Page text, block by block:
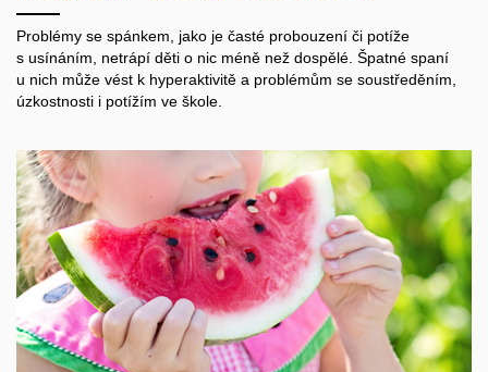
Problémy se spánkem, jako je časté probouzení či potíže
s usínáním, netrápí děti o nic méně než dospělé. Špatné spaní
u nich může vést k hyperaktivitě a problémům se soustředěním,
úzkostnosti i potížím ve škole.